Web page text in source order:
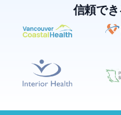
信頼で